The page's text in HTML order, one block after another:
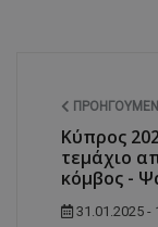
Κύπρος
τεμάχιο
κόμβος -
31.01.2025 -